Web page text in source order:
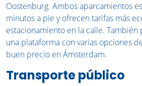
Oostenburg. Ambos aparcamientos
minutos a pie y ofrecen tarifas más
estacionamiento en la calle. También
una plataforma con varias opciones
buen precio en Ámsterdam.
Transporte público